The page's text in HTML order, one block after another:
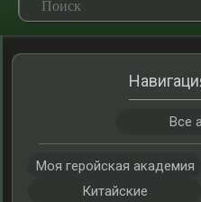
Все
Моя геройская академия
Китайские